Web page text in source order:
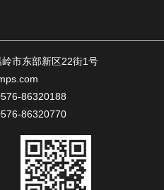
市东部新区22街1号
86320188
86320770